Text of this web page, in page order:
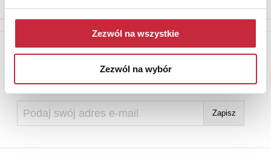
Zezwól na wszystkie
Zezwól na wybór
Newsletter
Aby otrzymywać informacje o nowych aukcjach, prosimy podać